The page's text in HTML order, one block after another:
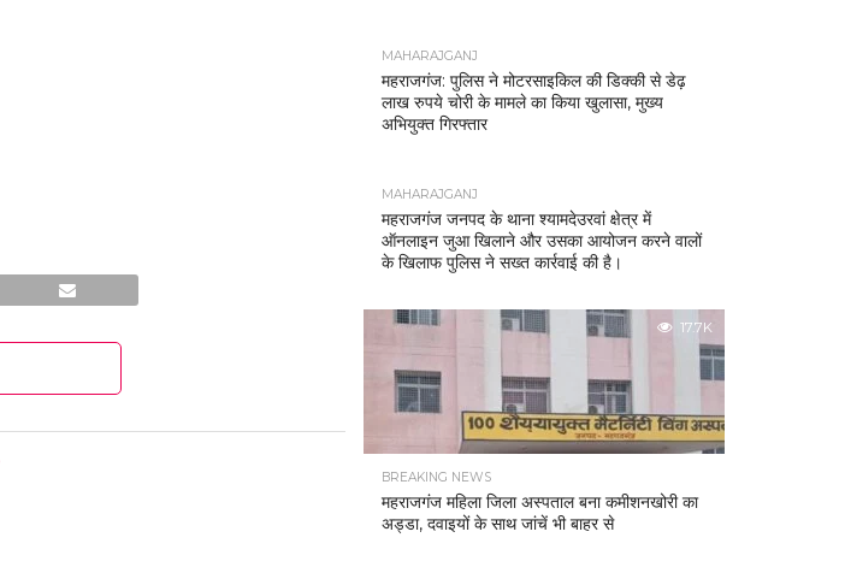
MAHARAJGANJ
महराजगंज: पुलिस ने मोटरसाइकिल की डिक्की से डेढ़
लाख रुपये चोरी के मामले का किया खुलासा, मुख्य
अभियुक्त गिरफ्तार
MAHARAJGANJ
महराजगंज जनपद के थाना श्यामदेउरवां क्षेत्र में
ऑनलाइन जुआ खिलाने और उसका आयोजन करने वालों
के खिलाफ पुलिस ने सख्त कार्रवाई की है।
17.7K
BREAKING NEWS
महराजगंज महिला जिला अस्पताल बना कमीशनखोरी का
अड्डा, दवाइयों के साथ जांचें भी बाहर से